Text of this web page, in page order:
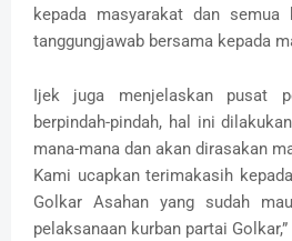
kepada masyarakat dan semua
tanggungjawab bersama kepada
Ijek juga menjelaskan pusat
berpindah-pindah, hal ini
mana-mana dan akan dirasakan
Kami ucapkan terimakasih
Golkar Asahan yang sudah
pelaksanaan kurban partai